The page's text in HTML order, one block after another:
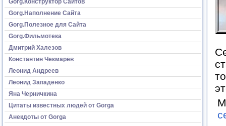
Gorg.Наполнение Сайта
Gorg.Полезное для Сайта
Gorg.Фильмотека
Дмитрий Халезов
Константин Чекмарёв
Леонид Андреев
Леонид Западенко
Яна Черничкина
Цитаты известных людей от Gorga
Анекдоты от Gorga